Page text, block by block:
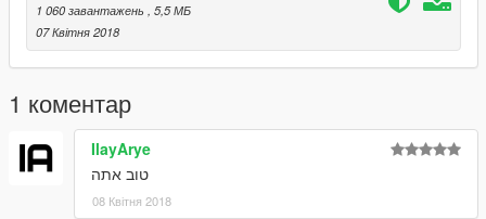
1 060 завантажень
, 5,5 МБ
07 Квітня 2018
1 коментар
IlayArye
טוב אתה
08 Квітня 2018